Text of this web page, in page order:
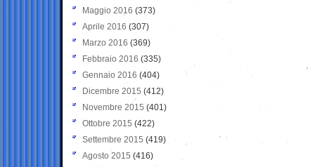
Maggio 2016 (373)
Aprile 2016 (307)
Marzo 2016 (369)
Febbraio 2016 (335)
Gennaio 2016 (404)
Dicembre 2015 (412)
Novembre 2015 (401)
Ottobre 2015 (422)
Settembre 2015 (419)
Agosto 2015 (416)